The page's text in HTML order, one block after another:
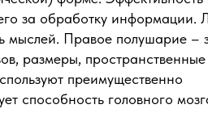
за обработку информации.
мыслей. Правое полушарие –
размеры, пространственные
преимущественно
способность головного